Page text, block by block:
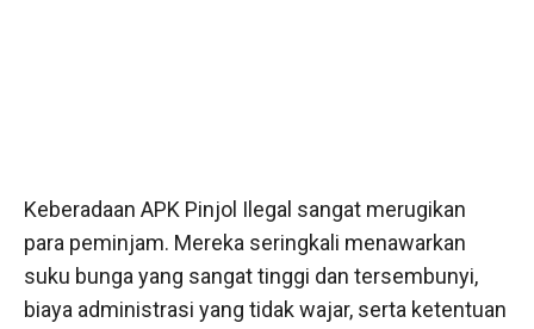
Keberadaan APK Pinjol Ilegal sangat merugikan
para peminjam. Mereka seringkali menawarkan
suku bunga yang sangat tinggi dan tersembunyi,
biaya administrasi yang tidak wajar, serta ketentuan